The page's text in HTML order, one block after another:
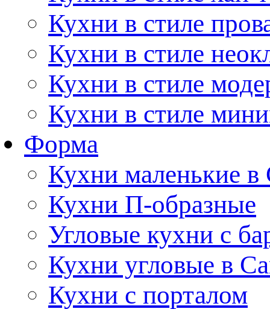
Кухни в стиле
Кухни в стиле
Кухни в стиле
Кухни в стиле
Форма
Кухни маленькие в
Кухни П-образные
Угловые кухни с
Кухни угловые в
Кухни с порталом